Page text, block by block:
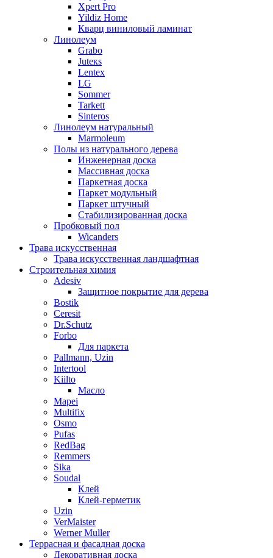
Xpert Pro
Yildiz Home
Кварц виниловый ламинат
Линолеум
Grabo
Juteкs
Lentex
LG
Sommer
Tarkett
Sinteros
Линолеум натуральный
Marmoleum
Полы из натурального дерева
Инженерная доска
Массивная доска
Паркетная доска
Паркет модульный
Паркет штучный
Стабилизированная доска
Пробковый пол
Wicanders
Трава искусственная
Трава искусственная ландшафтная
Строительная химия
Adesiv
Защитное покрытие для дерева
Bostik
Ceresit
Dr.Schutz
Forbo
Для паркета
Pallmann, Uzin
Intertool
Kiilto
Масло
Mapei
Multifix
Osmo
Pufas
RedBag
Remmers
Sika
Soudal
Клей
Клей-герметик
Uzin
VerMaister
Werner Muller
Террасная и фасадная доска
Декоративная доска